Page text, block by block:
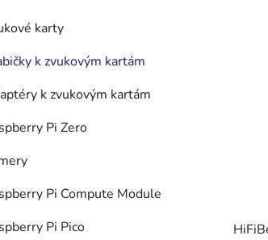
karty
k zvukovým kartám
k zvukovým kartám
Pi Zero
Pi Compute Module
Pi Pico